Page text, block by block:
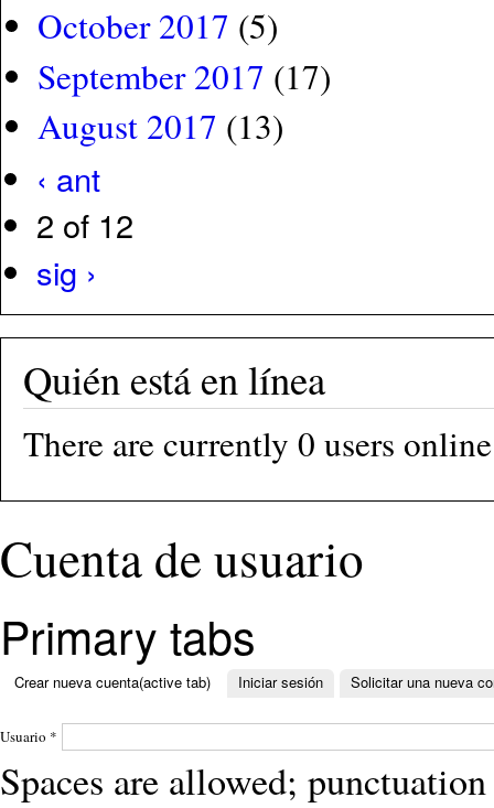
October 2017 (5)
September 2017 (17)
August 2017 (13)
‹ ant
2 of 12
sig ›
Quién está en línea
There are currently 0 users
Cuenta de usuario
Primary tabs
Crear nueva cuenta(active tab) Iniciar sesión Solicitar una nueva
Usuario *
Spaces are allowed;